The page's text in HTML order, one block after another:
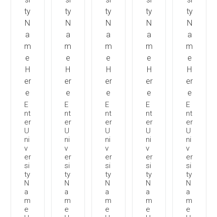
E
nt
er
U
ni
v
er
si
ty
N
a
m
e
E
nt
er
U
ni
v
er
si
ty
N
a
m
e
E
nt
er
U
ni
v
er
si
ty
N
a
m
e
E
nt
er
U
ni
v
er
si
ty
N
a
m
e
E
nt
er
U
ni
v
er
si
ty
N
a
m
e